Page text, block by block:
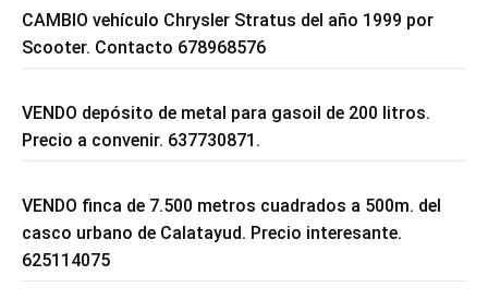
CAMBIO vehículo Chrysler Stratus del año 1999 por
Scooter. Contacto 678968576
VENDO depósito de metal para gasoil de 200 litros.
Precio a convenir. 637730871.
VENDO finca de 7.500 metros cuadrados a 500m. del
casco urbano de Calatayud. Precio interesante.
625114075